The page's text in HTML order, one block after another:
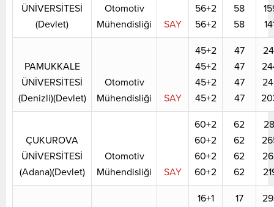
ÜNİVERSİTESİ
(Devlet)
Otomotiv
Mühendisliği
SAY
56+2
56+2
58
58
PAMUKKALE
ÜNİVERSİTESİ
(Denizli)(Devlet)
Otomotiv
Mühendisliği
SAY
45+2
45+2
45+2
45+2
47
47
47
47
ÇUKUROVA
ÜNİVERSİTESİ
(Adana)(Devlet)
Otomotiv
Mühendisliği
SAY
60+2
60+2
60+2
60+2
62
62
62
62
16+1
17